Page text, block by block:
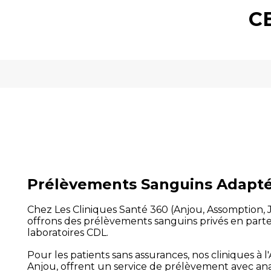
Prélèvements Sanguins
Chez Les Cliniques Santé 360 (Anjou, Assomption,
offrons des prélèvements sanguins privés en
laboratoires CDL.
Pour les patients sans assurances, nos cliniques à
Anjou, offrent un service de prélèvement avec